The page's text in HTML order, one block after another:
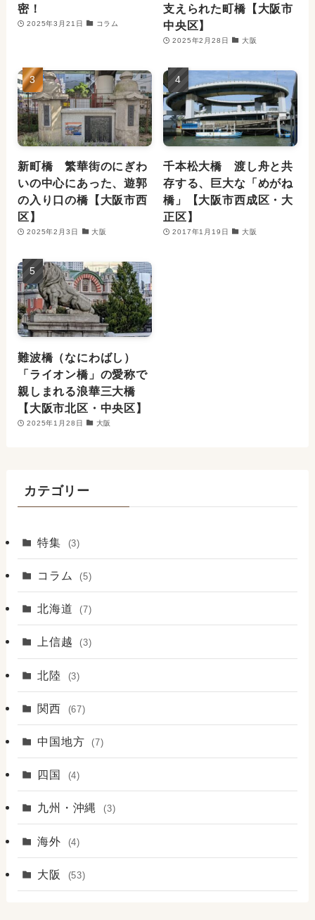
密！
2025年3月21日 コラム
支えられた町橋【大阪市
中央区】
2025年2月28日 大阪
新町橋 繁華街のにぎわ
いの中心にあった、遊郭
の入り口の橋【大阪市西
区】
2025年2月3日 大阪
千本松大橋 渡し舟と共
存する、巨大な「めがね
橋」【大阪市西成区・大
正区】
2017年1月19日 大阪
難波橋（なにわばし）
「ライオン橋」の愛称で
親しまれる浪華三大橋
【大阪市北区・中央区】
2025年1月28日 大阪
カテゴリー
特集 (3)
コラム (5)
北海道 (7)
上信越 (3)
北陸 (3)
関西 (67)
中国地方 (7)
四国 (4)
九州・沖縄 (3)
海外 (4)
大阪 (53)